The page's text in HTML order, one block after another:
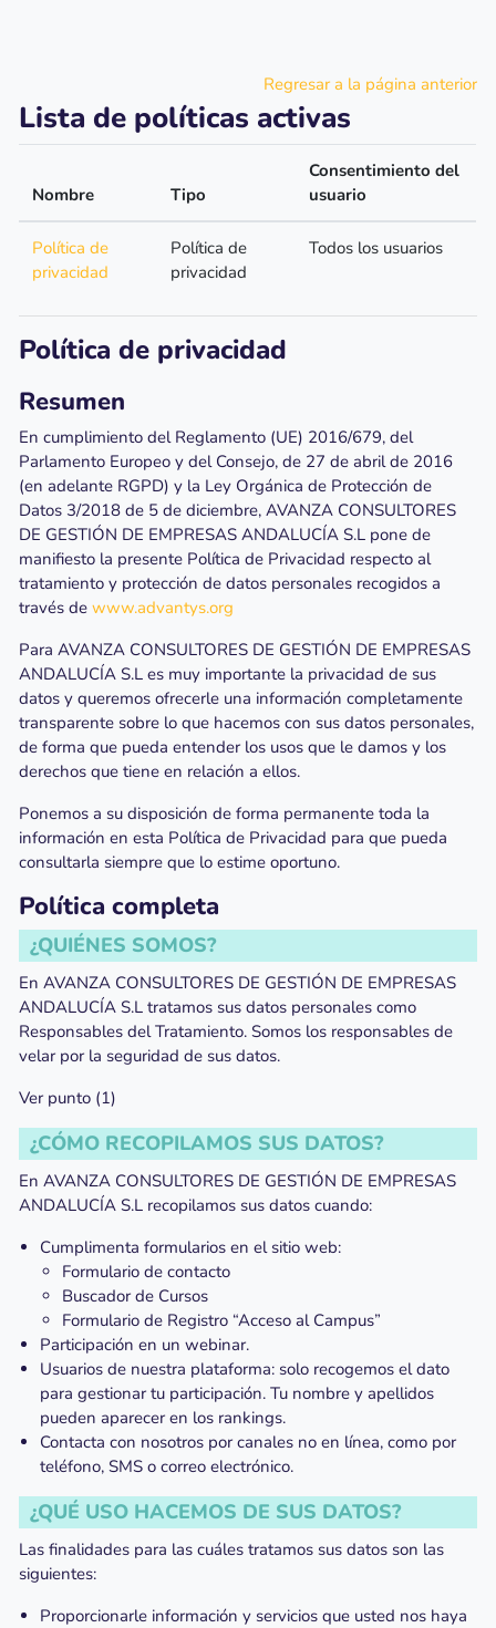
Regresar a la página anterior
Lista de políticas activas
Nombre Tipo
Consentimiento del
usuario
Política de
privacidad
Política de
privacidad
Todos los usuarios
Política de privacidad
Resumen
En cumplimiento del Reglamento (UE) 2016/679, del
Parlamento Europeo y del Consejo, de 27 de abril de 2016
(en adelante RGPD) y la Ley Orgánica de Protección de
Datos 3/2018 de 5 de diciembre, AVANZA CONSULTORES
DE GESTIÓN DE EMPRESAS ANDALUCÍA S.L pone de
manifiesto la presente Política de Privacidad respecto al
tratamiento y protección de datos personales recogidos a
través dewww.advantys.org
Para AVANZA CONSULTORES DE GESTIÓN DE EMPRESAS
ANDALUCÍA S.L es muy importante la privacidad de sus
datos y queremos ofrecerle una información completamente
transparente sobre lo que hacemos con sus datos personales,
de forma que pueda entender los usos que le damos y los
derechos que tiene en relación a ellos.
Ponemos a su disposición de forma permanente toda la
información en esta Política de Privacidad para que pueda
consultarla siempre que lo estime oportuno.
Política completa
¿QUIÉNES SOMOS?
En AVANZA CONSULTORES DE GESTIÓN DE EMPRESAS
ANDALUCÍA S.L tratamos sus datos personales como
Responsables del Tratamiento. Somos los responsables de
velar por la seguridad de sus datos.
Ver punto (1)
¿CÓMO RECOPILAMOS SUS DATOS?
En AVANZA CONSULTORES DE GESTIÓN DE EMPRESAS
ANDALUCÍA S.L recopilamos sus datos cuando:
Cumplimenta formularios en el sitio web:
Formulario de contacto
Buscador de Cursos
Formulario de Registro “Acceso al Campus”
Participación en un webinar.
Usuarios de nuestra plataforma: solo recogemos el dato
para gestionar tu participación. Tu nombre y apellidos
pueden aparecer en los rankings.
Contacta con nosotros por canales no en línea, como por
teléfono, SMS o correo electrónico.
¿QUÉ USO HACEMOS DE SUS DATOS?
Las finalidades para las cuáles tratamos sus datos son las
siguientes:
Proporcionarle información y servicios que usted nos haya